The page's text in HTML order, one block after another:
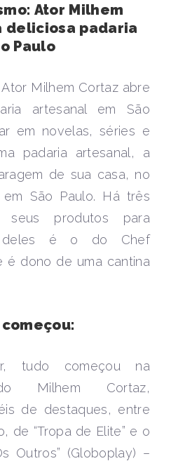
Ator Milhem
deliciosa padaria
Paulo
Milhem Cortaz abre
artesanal em São
em novelas, séries e
padaria artesanal, a
de sua casa, no
São Paulo. Há três
produtos para
deles é o do Chef
é dono de uma cantina
tudo começou na
Milhem Cortaz,
de destaques, entre
de “Tropa de Elite” e o
Outros” (Globoplay) –